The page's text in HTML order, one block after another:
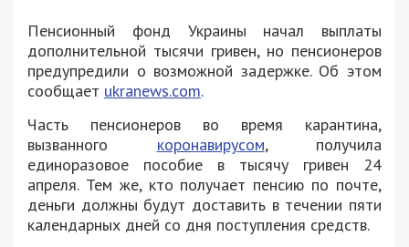
Пенсионный фонд Украины начал выплаты
дополнительной тысячи гривен, но пенсионеров
предупредили о возможной задержке. Об этом
сообщает ukranews.com.
Часть пенсионеров во время карантина,
вызванного коронавирусом, получила
единоразовое пособие в тысячу гривен 24
апреля. Тем же, кто получает пенсию по почте,
деньги должны будут доставить в течении пяти
календарных дней со дня поступления средств.